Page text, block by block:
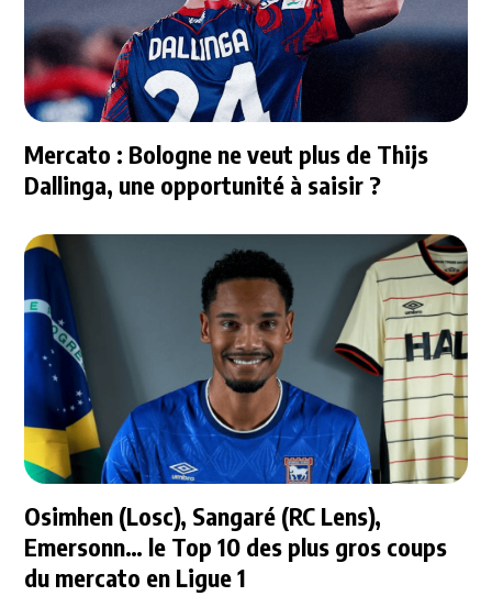
Mercato : Bologne ne veut plus de Thijs
Dallinga, une opportunité à saisir ?
Osimhen (Losc), Sangaré (RC Lens),
Emersonn… le Top 10 des plus gros coups
du mercato en Ligue 1